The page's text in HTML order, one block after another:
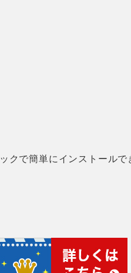
クで簡単にインストールで